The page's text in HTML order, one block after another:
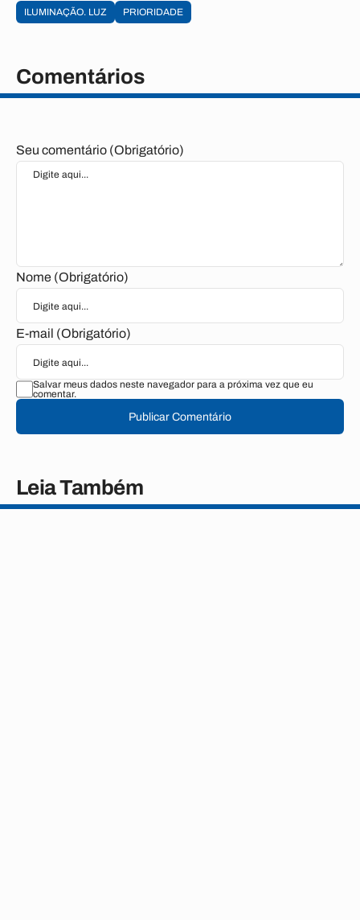
ILUMINAÇÃO. LUZ PRIORIDADE
Comentários
Seu comentário (Obrigatório)
Nome (Obrigatório)
E-mail (Obrigatório)
Salvar meus dados neste navegador para a próxima vez que eu
comentar.
Publicar Comentário
Leia Também